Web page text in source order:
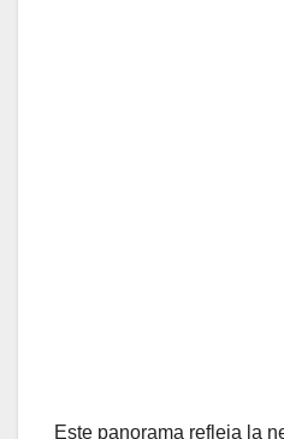
Este panorama refleja la